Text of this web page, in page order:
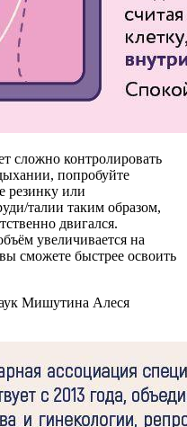
сложно контролировать
попробуйте
резинку или
талии таким образом,
двигался.
увеличивается на
сможете быстрее освоить
Мишутина Алеся